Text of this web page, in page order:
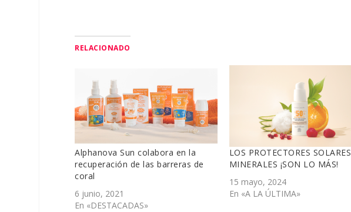
RELACIONADO
Alphanova Sun colabora en la
recuperación de las barreras de
coral
6 junio, 2021
En «DESTACADAS»
LOS PROTECTORES SOLARES
MINERALES ¡SON LO MÁS!
15 mayo, 2024
En «A LA ÚLTIMA»